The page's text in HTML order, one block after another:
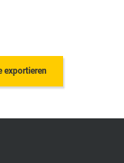
exportieren